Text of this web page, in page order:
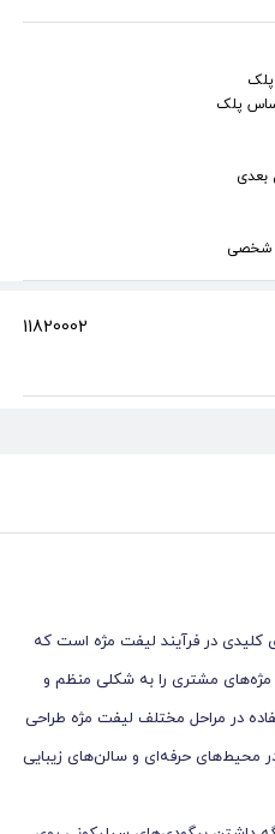
پلک
بعدی
شخصی
11820002
کلیدی در فرآیند لیفت مژه است که
مشتری را به شکلی منظم و
در مراحل مختلف لیفت مژه طراحی
محیط‌های حرفه‌ای و سالن‌های زیبایی